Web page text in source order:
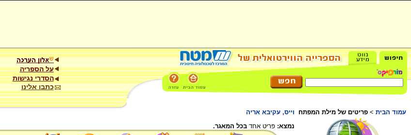
על הספריה
הסדרי נגישות
כתבו אלינו
עמוד הבית > פריטים של מילת המפתח וייס, עקיבא אריה
נמצא: פריט אחד בכל המאגר.